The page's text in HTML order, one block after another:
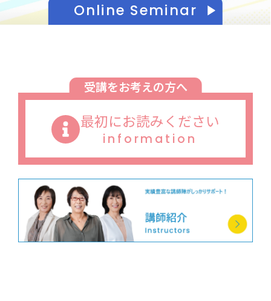
Online Seminar
受講をお考えの方へ
最初にお読みください
information